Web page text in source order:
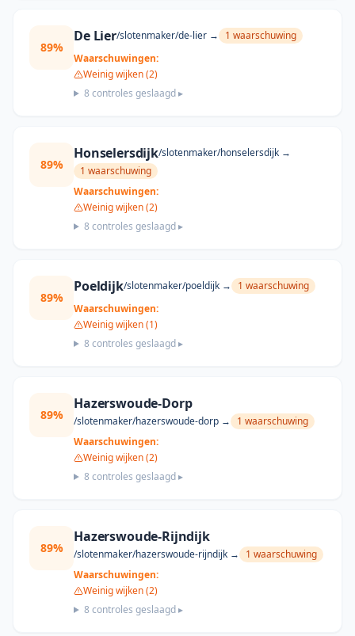
89%
De Lier/slotenmaker/de-lier→ 1 waarschuwing
Waarschuwingen:
Weinig wijken (2)
8controles geslaagd ▸
89%
Honselersdijk/slotenmaker/honselersdijk→
1 waarschuwing
Waarschuwingen:
Weinig wijken (2)
8controles geslaagd ▸
89%
Poeldijk/slotenmaker/poeldijk→ 1 waarschuwing
Waarschuwingen:
Weinig wijken (1)
8controles geslaagd ▸
89%
Hazerswoude-Dorp
/slotenmaker/hazerswoude-dorp → 1 waarschuwing
Waarschuwingen:
Weinig wijken (2)
8controles geslaagd ▸
89%
Hazerswoude-Rijndijk
/slotenmaker/hazerswoude-rijndijk → 1 waarschuwing
Waarschuwingen:
Weinig wijken (2)
8controles geslaagd ▸